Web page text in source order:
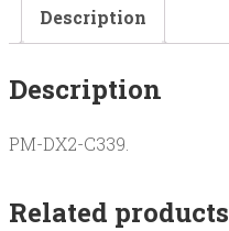
pédagogiques.
Description
Description
PM-DX2-C339.
Related products